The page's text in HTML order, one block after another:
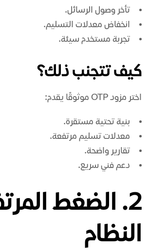
تأخر وصول الرسائل.
انخفاض معدلات التسليم.
تجربة مستخدم سيئة.
كيف تتجنب ذلك؟
اختر مزود OTP موثوقًا يقدم:
بنية تحتية مستقرة.
معدلات تسليم مرتفعة.
تقارير واضحة.
دعم فني سريع.
2. الضغط
النظام